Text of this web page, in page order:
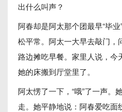
出什么叫声？
阿春却是阿太那个团最早“毕
松平常。阿太一大早去敲门，
路边摊吃早餐。家里人说，
她的床搬到厅堂里了。
阿太愣了一下，“哦”了一声。
走。她平静地说：阿春爱吃